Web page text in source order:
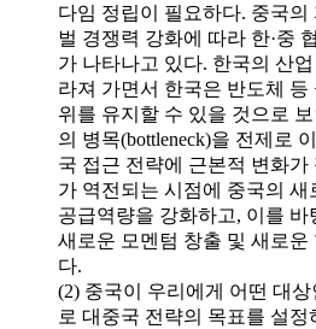
다임 정립이 필요하다. 중국의
벌 경쟁력 강화에 따라 한·중
가 나타나고 있다. 한국의 산
라져 가면서 한국은 반도체
위를 유지할 수 있을 것으로
의 병목(bottleneck)을 전제로
국 접근 전략에 근본적 변화가
가 역전되는 시점에 중국의 새
공급역량을 강화하고, 이를 바
새로운 모멘텀 창출 및 새로
다.
(2) 중국이 우리에게 어떤 대
로 대중국 전략의 목표를 설